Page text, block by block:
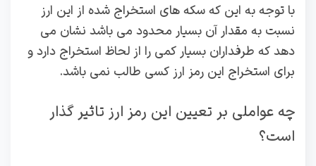
با توجه به این که سکه های استخراج شده از این ارز
نسبت به مقدار آن بسیار محدود می باشد نشان می
دهد که طرفداران بسیار کمی را از لحاظ استخراج دارد و
برای استخراج این رمز ارز کسی طالب نمی باشد.
چه عواملی بر تعیین این رمز ارز تاثیر گذار
است؟